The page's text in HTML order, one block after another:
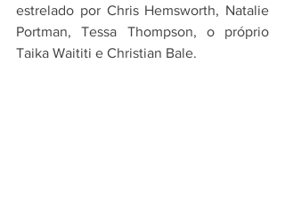
estrelado por Chris Hemsworth, Natalie
Portman, Tessa Thompson, o próprio
Taika Waititi e Christian Bale.